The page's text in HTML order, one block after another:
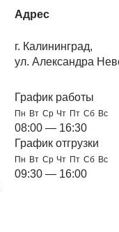
Адрес
г. Калининград,
ул. Александра
График работы
Пн Вт Ср Чт Пт Сб Вс
08:00 — 16:30
График отгрузки
Пн Вт Ср Чт Пт Сб Вс
09:30 — 16:00